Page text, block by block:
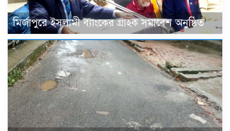
মির্জাপুরে ইসলামী ব্যাংকের গ্রাহক সমাবেশ অনুষ্ঠিত